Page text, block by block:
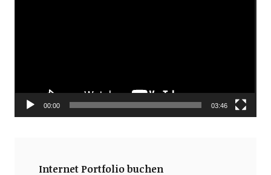
00:00 03:46
Internet Portfolio buchen